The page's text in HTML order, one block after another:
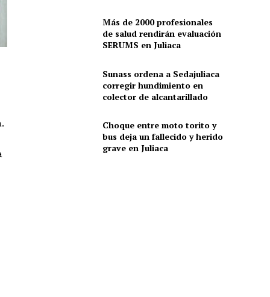
Más de 2000 profesionales
de salud rendirán evaluación
SERUMS en Juliaca
Sunass ordena a Sedajuliaca
corregir hundimiento en
colector de alcantarillado
Choque entre moto torito y
bus deja un fallecido y herido
grave en Juliaca